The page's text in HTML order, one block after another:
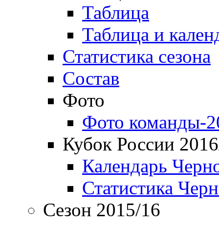
Таблица
Таблица и
Статистика сезона
Состав
Фото
Фото команды-
Кубок России
Календарь
Статистика
Сезон 2015/16